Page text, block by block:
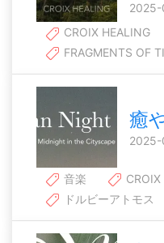
2025-
CROIX HEALING
FRAGMENTS OF
癒
音楽
ドルビーアトモス